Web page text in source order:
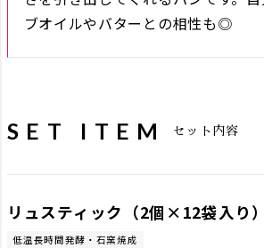
ブオイルやバターとの相性も◎
SET ITEM セット内容
リュスティック（2個×12袋入り）
低温長時間発酵・石窯焼成